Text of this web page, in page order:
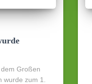
Großen
zum 1.